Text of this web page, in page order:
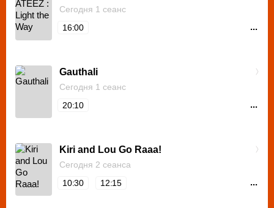
Сегодня 1 сеанс
16:00
...
Gauthali
Сегодня 1 сеанс
20:10
...
Kiri and Lou Go Raaa!
Сегодня 2 сеанса
10:30
12:15 ...